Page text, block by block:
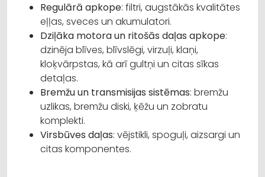
Regulārā apkope: filtri, augstākās kvalitātes
eļļas, sveces un akumulatori.
Dziļāka motora un ritošās daļas apkope:
dzinēja blīves, blīvslēgi, virzuļi, klaņi,
kloķvārpstas, kā arī gultņi un citas sīkas
detaļas.
Bremžu un transmisijas sistēmas: bremžu
uzlikas, bremžu diski, ķēžu un zobratu
komplekti.
Virsbūves daļas: vējstikli, spoguļi, aizsargi un
citas komponentes.